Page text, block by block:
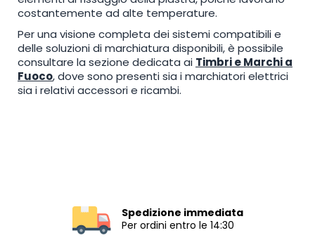
costantemente ad alte temperature.
Per una visione completa dei sistemi compatibili e
delle soluzioni di marchiatura disponibili, è possibile
consultare la sezione dedicata ai Timbri e Marchi a
Fuoco, dove sono presenti sia i marchiatori elettrici
sia i relativi accessori e ricambi.
Spedizione immediata
Per ordini entro le 14:30